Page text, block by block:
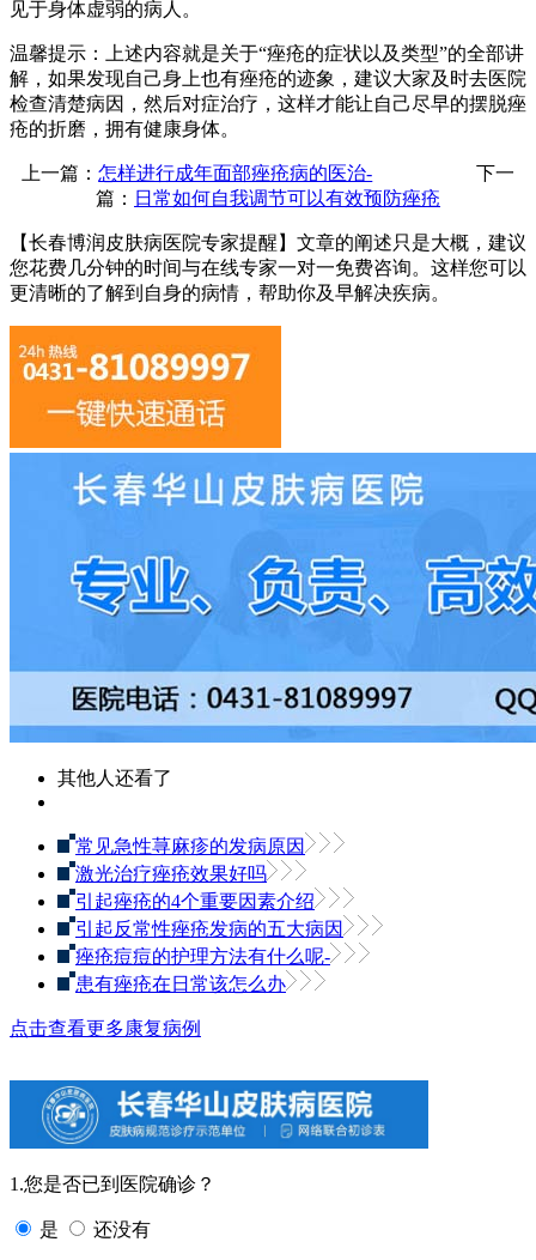
见于身体虚弱的病人。
温馨提示：上述内容就是关于“痤疮的症状以及类型”的全部讲
解，如果发现自己身上也有痤疮的迹象，建议大家及时去医院
检查清楚病因，然后对症治疗，这样才能让自己尽早的摆脱痤
疮的折磨，拥有健康身体。
上一篇：怎样进行成年面部痤疮病的医治-
下一
篇： 日常如何自我调节可以有效预防痤疮
【长春博润皮肤病医院专家提醒】 文章的阐述只是大概，建议
您花费几分钟的时间与在线专家一对一免费咨询。这样您可以
更清晰的了解到自身的病情，帮助你及早解决疾病。
其他人还看了
常见急性荨麻疹的发病原因
激光治疗痤疮效果好吗
引起痤疮的4个重要因素介绍
引起反常性痤疮发病的五大病因
痤疮痘痘的护理方法有什么呢-
患有痤疮在日常该怎么办
点击查看更多康复病例
1.您是否已到医院确诊？
是 还没有